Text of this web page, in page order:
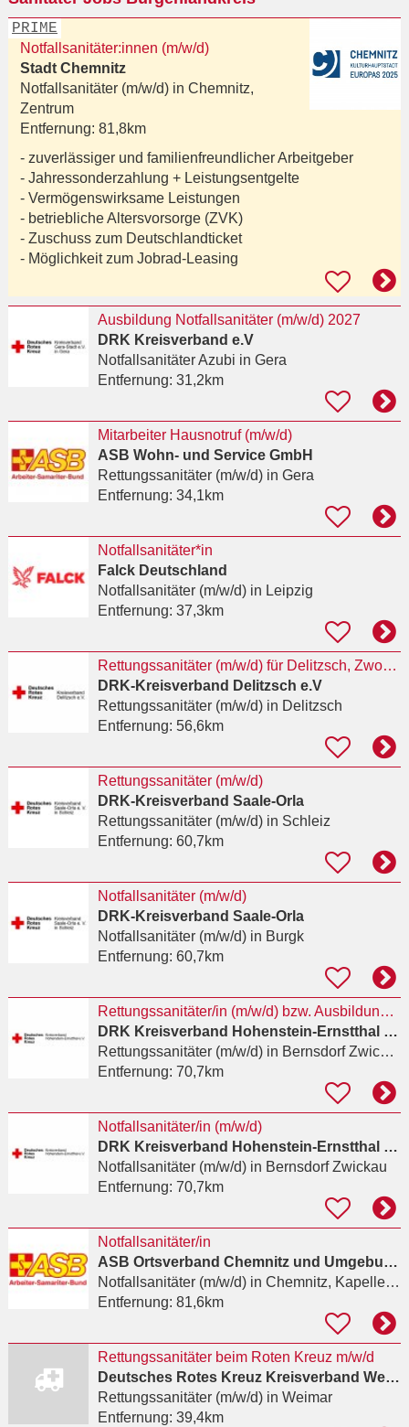
PRIME
Notfallsanitäter:innen (m/w/d)
Stadt Chemnitz
Notfallsanitäter (m/w/d) in Chemnitz,
Zentrum
Entfernung: 81,8km
- zuverlässiger und familienfreundlicher Arbeitgeber
- Jahressonderzahlung + Leistungsentgelte
- Vermögenswirksame Leistungen
- betriebliche Altersvorsorge (ZVK)
- Zuschuss zum Deutschlandticket
- Möglichkeit zum Jobrad-Leasing
Ausbildung Notfallsanitäter (m/w/d) 2027
DRK Kreisverband e.V
Notfallsanitäter Azubi in Gera
Entfernung: 31,2km
Mitarbeiter Hausnotruf (m/w/d)
ASB Wohn- und Service GmbH
Rettungssanitäter (m/w/d)in Gera
Entfernung: 34,1km
Notfallsanitäter*in
Falck Deutschland
Notfallsanitäter (m/w/d)in Leipzig
Entfernung: 37,3km
Rettungssanitäter (m/w/d) für Delitzsch, Zwochau und Bad Düben
DRK-Kreisverband Delitzsch e.V
Rettungssanitäter (m/w/d)in Delitzsch
Entfernung: 56,6km
Rettungssanitäter (m/w/d)
DRK-Kreisverband Saale-Orla
Rettungssanitäter (m/w/d)in Schleiz
Entfernung: 60,7km
Notfallsanitäter (m/w/d)
DRK-Kreisverband Saale-Orla
Notfallsanitäter (m/w/d)in Burgk
Entfernung: 60,7km
Rettungssanitäter/in (m/w/d) bzw. Ausbildung zum/r Rettungssanitäter/in (m/w/d)
DRK Kreisverband Hohenstein-Ernstthal e. V
Rettungssanitäter (m/w/d)in Bernsdorf Zwickau
Entfernung: 70,7km
Notfallsanitäter/in (m/w/d)
DRK Kreisverband Hohenstein-Ernstthal e. V
Notfallsanitäter (m/w/d)in Bernsdorf Zwickau
Entfernung: 70,7km
Notfallsanitäter/in
ASB Ortsverband Chemnitz und Umgebung e. V.
Notfallsanitäter (m/w/d)in Chemnitz, Kapellenberg
Entfernung: 81,6km
Rettungssanitäter beim Roten Kreuz m/w/d
Deutsches Rotes Kreuz Kreisverband Weimar e.V.
Rettungssanitäter (m/w/d)in Weimar
Entfernung: 39,4km